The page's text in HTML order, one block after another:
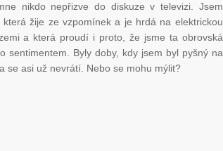
nikdo nepřizve do diskuze v televizi. Jsem
která žije ze vzpomínek a je hrdá na elektrickou
a která proudí i proto, že jsme ta obrovská
sentimentem. Byly doby, kdy jsem byl pyšný na
se asi už nevrátí. Nebo se mohu mýlit?